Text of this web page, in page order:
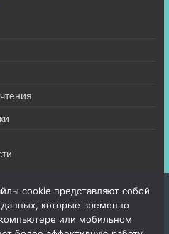
cookie представляют собой
которые временно
или мобильном